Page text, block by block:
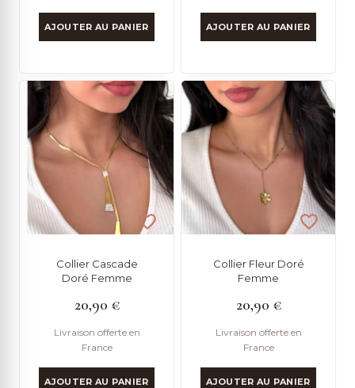
AJOUTER AU PANIER AJOUTER AU PANIER
Collier Cascade
Doré Femme
20,90 €
Livraison offerte en
France
AJOUTER AU PANIER
Collier Fleur Doré
Femme
20,90 €
Livraison offerte en
France
AJOUTER AU PANIER